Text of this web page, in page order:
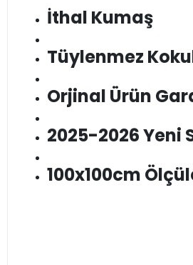
İthal Kumaş
Tüylenmez
Orjinal Ürün
2025-2026 Yeni
100x100cm